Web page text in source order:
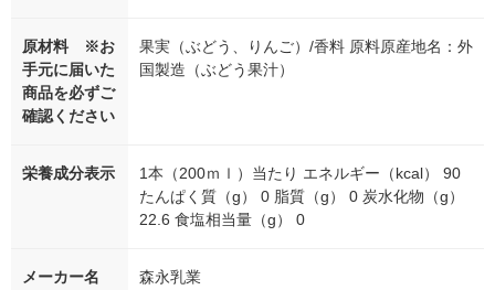
原材料 ※お
手元に届いた
商品を必ずご
確認ください
果実（ぶどう、りんご）/香料 原料原産地名：外
国製造（ぶどう果汁）
栄養成分表示
1本（200ｍｌ）当たり エネルギー（kcal） 90
たんぱく質（g） 0 脂質（g） 0 炭水化物（g）
22.6 食塩相当量（g） 0
メーカー名 森永乳業